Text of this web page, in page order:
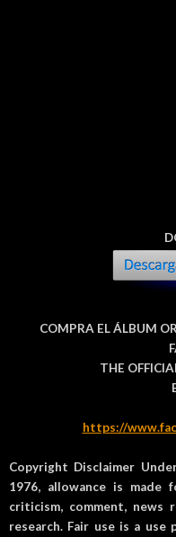
COMPRA EL ÁLBUM
THE
https://
Copyright Disclaimer
1976, allowance is
criticism, comment, news
research. Fair use is a